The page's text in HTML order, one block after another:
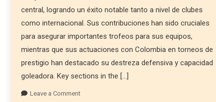
central, logrando un éxito notable tanto a nivel de clubes
como internacional. Sus contribuciones han sido cruciales
para asegurar importantes trofeos para sus equipos,
mientras que sus actuaciones con Colombia en torneos de
prestigio han destacado su destreza defensiva y capacidad
goleadora. Key sections in the […]
Leave a Comment